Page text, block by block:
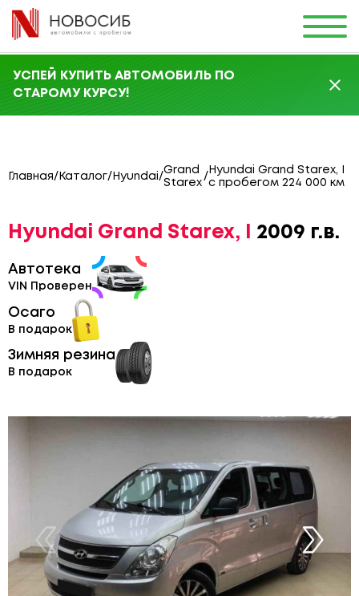
УСПЕЙ КУПИТЬ АВТОМОБИЛЬ ПО
СТАРОМУ КУРСУ!
Главная/ Каталог/ Hyundai/
Grand
Starex
/
Hyundai Grand Starex, I
с пробегом 224 000 км
Hyundai Grand Starex, I 2009 г.в.
Автотека
VIN Проверен
Осаго
В подарок
Зимняя резина
В подарок